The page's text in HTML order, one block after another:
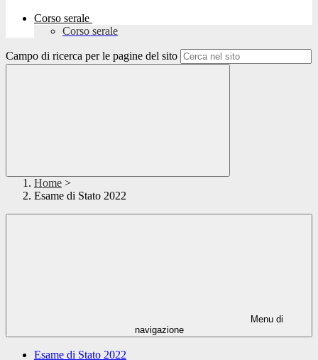
Corso serale
Corso serale
Campo di ricerca per le pagine del sito
Home >
Esame di Stato 2022
Menu di
navigazione
Esame di Stato 2022